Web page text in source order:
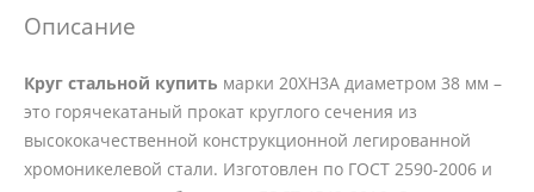
Описание
Круг стальной купить марки 20ХН3А диаметром 38 мм –
это горячекатаный прокат круглого сечения из
высококачественной конструкционной легированной
хромоникелевой стали. Изготовлен по ГОСТ 2590-2006 и